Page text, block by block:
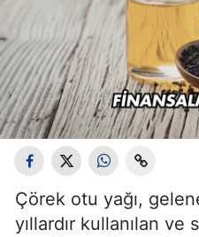
Çörek otu yağı,
yıllardır kullanılan ve